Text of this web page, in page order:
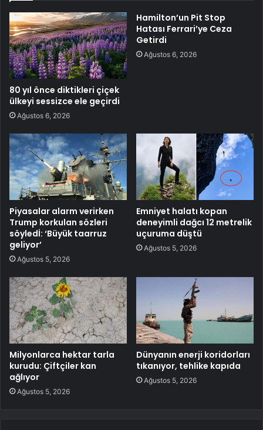
80 yıl önce diktikleri çiçek
ülkeyi sessizce ele geçirdi
Ağustos 6, 2026
Hamilton’un Pit Stop
Hatası Ferrari’ye Ceza
Getirdi
Ağustos 6, 2026
Piyasalar alarm verirken
Trump korkulan sözleri
söyledİ: ‘Büyük taarruz
geliyor’
Ağustos 5, 2026
Emniyet halatı kopan
deneyimli dağcı 12 metrelik
uçuruma düştü
Ağustos 5, 2026
Milyonlarca hektar tarla
kurudu: Çiftçiler kan
ağlıyor
Ağustos 5, 2026
Dünyanın enerji koridorları
tıkanıyor, tehlike kapıda
Ağustos 5, 2026